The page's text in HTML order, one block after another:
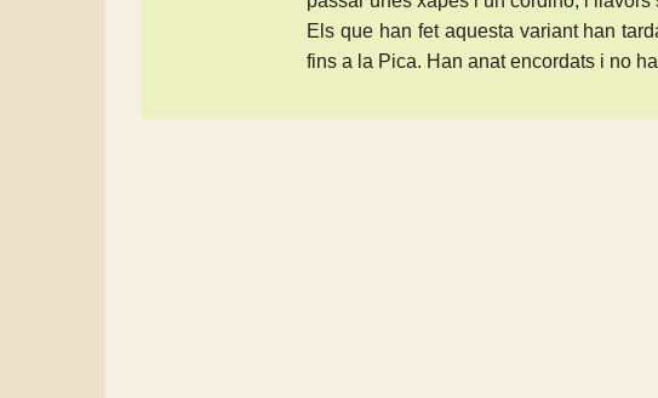
Els que han fet aquesta variant han
fins a la Pica. Han anat encordats i no